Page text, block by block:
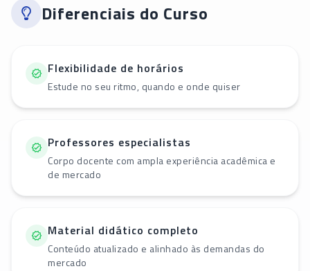
Diferenciais do Curso
Flexibilidade de horários
Estude no seu ritmo, quando e onde quiser
Professores especialistas
Corpo docente com ampla experiência acadêmica e
de mercado
Material didático completo
Conteúdo atualizado e alinhado às demandas do
mercado